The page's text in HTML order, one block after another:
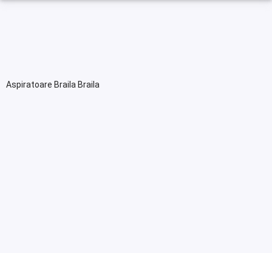
Aspiratoare Braila Braila